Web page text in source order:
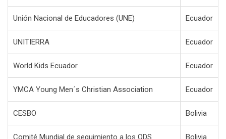
Unión Nacional de Educadores (UNE) Ecuador
UNITIERRA Ecuador
World Kids Ecuador Ecuador
YMCA Young Men´s Christian Association Ecuador
CESBO Bolivia
Comité Mundial de seguimiento a los ODS Bolivia